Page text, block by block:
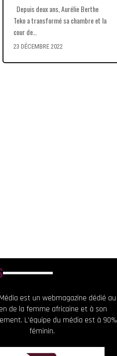
Depuis deux ans, Aurélie Berthe
Teko a transformé sa chambre et la
cour de…
23 DÉCEMBRE 2022
est un webmagazine dédié au
de la femme africaine et à son
L’équipe du média est à 90%
féminin.